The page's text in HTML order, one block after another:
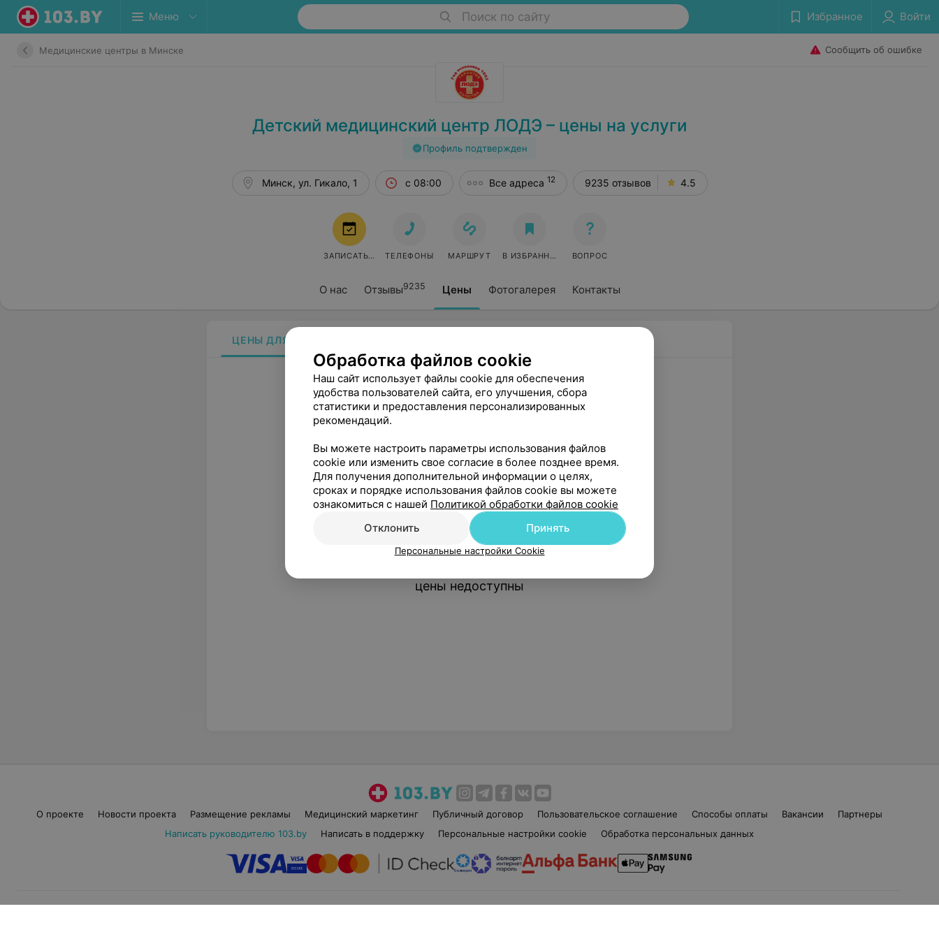
Меню Поиск по сайту Избранное Войти
Медицинские центры в Минске Сообщить об ошибке
Детский медицинский центр ЛОДЭ – цены на услуги
Профиль подтвержден
О нас Отзывы9235 Цены Фотогалерея Контакты
Минск, ул. Гикало, 1 с 08:00 Все адреса 12 9235 отзывов 4.5
ЗАПИСАТЬСЯ ТЕЛЕФОНЫ МАРШРУТ В ИЗБРАННОЕ ВОПРОС
ЦЕНЫ ДЛЯ ГРАЖДАН РБ
цены недоступны
О проекте Новости проекта Размещение рекламы Медицинский маркетинг Публичный договор Пользовательское соглашение Способы оплаты Вакансии
Партнеры
Написать руководителю 103.by
Написать в поддержку Персональные настройки cookie Обработка персональных данных
Обработка файлов cookie
Наш сайт использует файлы cookie для обеспечения
удобства пользователей сайта, его улучшения, сбора
статистики и предоставления персонализированных
рекомендаций.
Вы можете настроить параметры использования файлов
cookie или изменить свое согласие в более позднее время.
Для получения дополнительной информации о целях,
сроках и порядке использования файлов cookie вы можете
ознакомиться с нашей Политикой обработки файлов cookie
Отклонить
Принять
Персональные настройки Cookie